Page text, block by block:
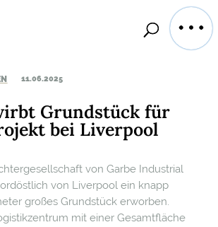
11.06.2025
Grundstück für
bei Liverpool
von Garbe Industrial
von Liverpool ein knapp
großes Grundstück erworben.
mit einer Gesamtfläche